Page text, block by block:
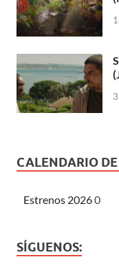
CALENDARIO
Estrenos 20260
SÍGUENOS: